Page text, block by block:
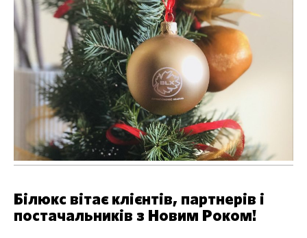
Білюкс вітає клієнтів, партнерів і
постачальників з Новим Роком!